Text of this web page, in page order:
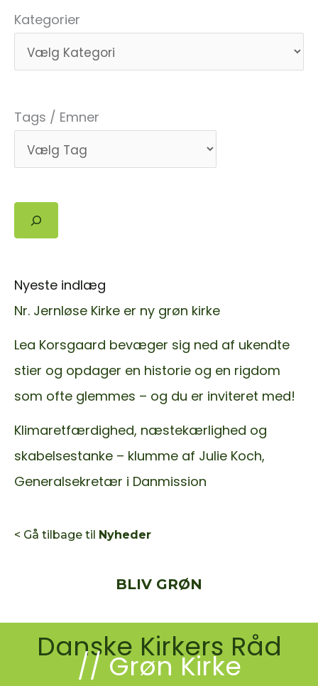
Kategorier
Tags / Emner
Søg
Nyeste indlæg
Nr. Jernløse Kirke er ny grøn kirke
Lea Korsgaard bevæger sig ned af ukendte
stier og opdager en historie og en rigdom
som ofte glemmes – og du er inviteret med!
Klimaretfærdighed, næstekærlighed og
skabelsestanke – klumme af Julie Koch,
Generalsekretær i Danmission
< Gå tilbage til Nyheder
BLIV GRØN
Danske Kirkers Råd
// Grøn Kirke